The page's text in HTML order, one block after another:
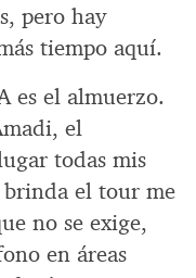
pero hay
tiempo aquí.
es el almuerzo.
el
todas mis
brinda el tour me
no se exige,
en áreas